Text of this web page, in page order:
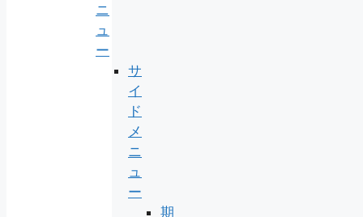
ニ
ュ
ー
サ
イ
ド
メ
ニ
ュ
ー
期